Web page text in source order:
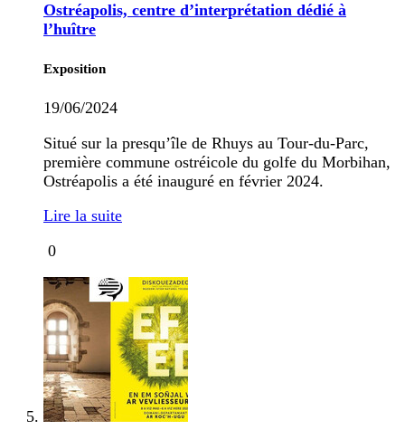
Ostréapolis, centre d’interprétation dédié à
l’huître
Exposition
19/06/2024
Situé sur la presqu’île de Rhuys au Tour-du-Parc,
première commune ostréicole du golfe du Morbihan,
Ostréapolis a été inauguré en février 2024.
Lire la suite
0